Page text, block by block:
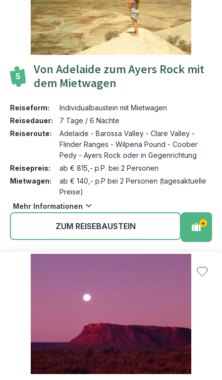
5
Von Adelaide zum Ayers Rock mit
dem Mietwagen
Reiseform:
Individualbaustein mit Mietwagen
Reisedauer:
7 Tage / 6 Nächte
Reiseroute:
Adelaide - Barossa Valley - Clare Valley -
Flinder Ranges - Wilpena Pound - Coober
Pedy - Ayers Rock oder in Gegenrichtung
Reisepreis:
ab € 815,- p.P. bei 2 Personen
Mietwagen:
ab € 140,- p.P bei 2 Personen (tagesaktuelle
Preise)
Mehr Informationen
ZUM REISEBAUSTEIN +